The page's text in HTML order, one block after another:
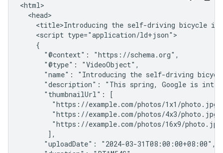
<html>
  <head>
<title>Introducing the self-driving bicycle in
    <script type="application/ld+json">
    {
      "@context": "https://schema.org",
      "@type": "VideoObject",
"name": "Introducing the self-driving
"description": "This spring, Google is
      "thumbnailUrl": [
"https://example.com/photos/1x1/
"https://example.com/photos/4x3/
"https://example.com/photos/16x9/
       ],
      "uploadDate": "2024-03-31T08:00:00+08:00",